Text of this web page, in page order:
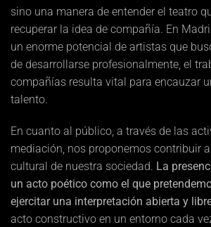
sino una manera de entender el teatro
recuperar la idea de compañía. En
un enorme potencial de artistas que
de desarrollarse profesionalmente, el
compañías resulta vital para encauzar
talento.
En cuanto al público, a través de las
mediación, nos proponemos contribuir
cultural de nuestra sociedad. La
un acto poético como el que
ejercitar una interpretación abierta y
acto constructivo en un entorno cada